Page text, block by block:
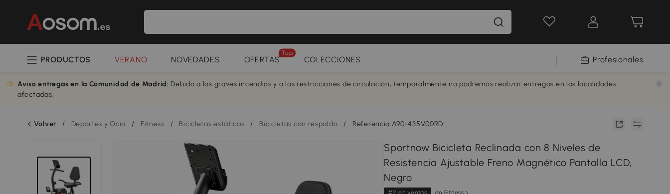
PRODUCTOS VERANO NOVEDADES OFERTAS
Top
COLECCIONES Profesionales
Aviso entregas en la Comunidad de Madrid: Debido a los graves incendios y a las restricciones de circulación, temporalmente no podremos realizar entregas en las localidades
afectadas.
Volver / Deportes y Ocio / Fitness / Bicicletas estáticas / Bicicletas con respaldo / Referencia:A90-435V00RD
Sportnow Bicicleta Reclinada con 8 Niveles de
Resistencia Ajustable Freno Magnético Pantalla LCD,
Negro
#2 en ventas en Fitness